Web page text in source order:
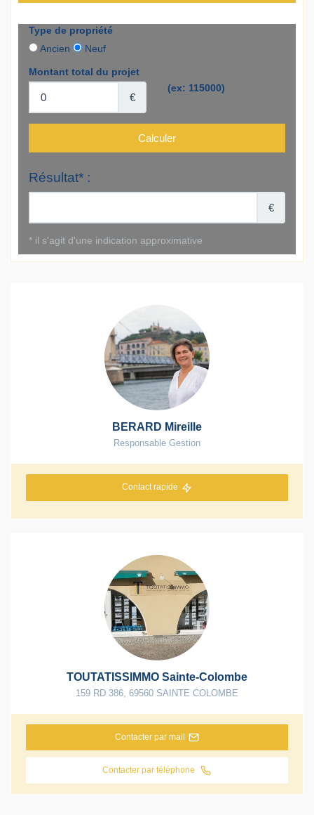
BERARD Mireille
Responsable Gestion
Contact rapide
TOUTATISSIMMO Sainte-Colombe
159 RD 386 69560 SAINTE COLOMBE
Contacter par mail
Contacter par téléphone